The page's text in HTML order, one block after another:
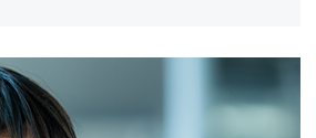
フ登録の打合せ等に関す
絡
当社人材サービスにお